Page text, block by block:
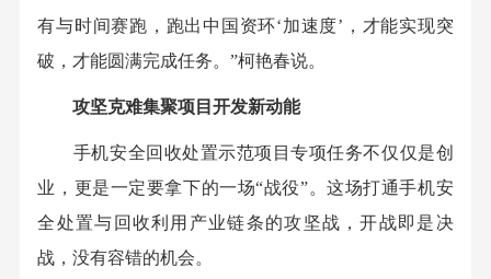
有与时间赛跑，跑出中国资环‘加速度’，才能实现突
破，才能圆满完成任务。”柯艳春说。
攻坚克难集聚项目开发新动能
手机安全回收处置示范项目专项任务不仅仅是创
业，更是一定要拿下的一场“战役”。这场打通手机安
全处置与回收利用产业链条的攻坚战，开战即是决
战，没有容错的机会。